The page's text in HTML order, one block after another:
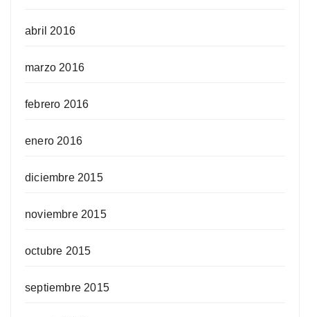
abril 2016
marzo 2016
febrero 2016
enero 2016
diciembre 2015
noviembre 2015
octubre 2015
septiembre 2015